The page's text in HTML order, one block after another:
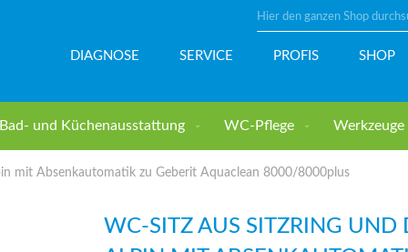
DIAGNOSE SERVICE PROFIS SHOP
Bad- und Küchenausstattung WC-Pflege
mit Absenkautomatik zu Geberit Aquaclean 8000/8000plus
WC-SITZ AUS SITZRING UND